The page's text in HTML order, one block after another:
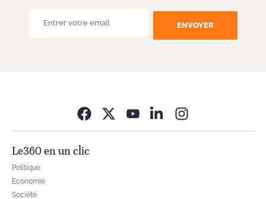
ENVOYER
Le360 en un clic
Politique
Economie
Société